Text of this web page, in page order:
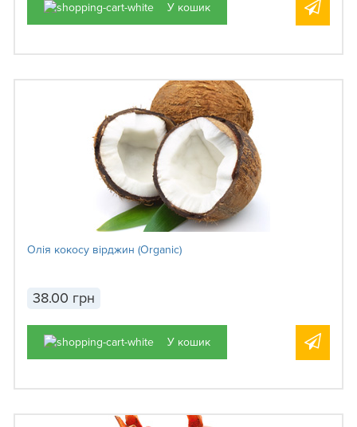
У кошик
Олія кокосу вірджин (Organic)
38.00 грн
У кошик